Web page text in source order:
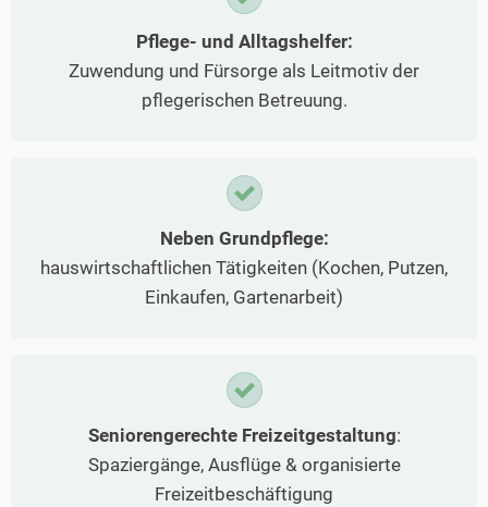
Pflege- und Alltagshelfer:
Zuwendung und Fürsorge als Leitmotiv der
pflegerischen Betreuung.
Neben Grundpflege:
hauswirtschaftlichen Tätigkeiten (Kochen, Putzen,
Einkaufen, Gartenarbeit)
Seniorengerechte Freizeitgestaltung:
Spaziergänge, Ausflüge & organisierte
Freizeitbeschäftigung